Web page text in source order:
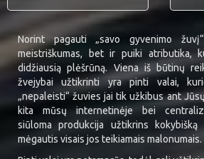
Norint pagauti „savo gyvenimo
meistriškumas, bet ir puiki atributika,
didžiausią plėšrūną. Viena iš būtinų
žvejybai užtikrinti yra pinti valai,
„nepaleisti“ žuvies jai tik užkibus ant
kita mūsų internetinėje bei
siūloma produkcija užtikrins
mėgautis visais jos teikiamais malonumais.